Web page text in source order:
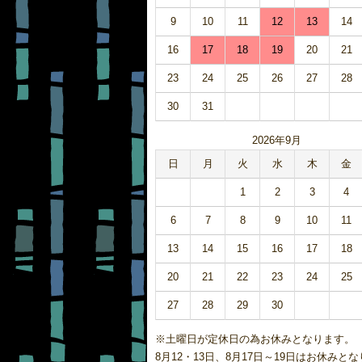
9 10 11 12 13 14
16 17 18 19 20 21
23 24 25 26 27 28
30 31
2026年9月
日
月 火 水 木 金
1 2 3 4
6 7 8 9 10 11
13 14 15 16 17 18
20 21 22 23 24 25
27 28 29 30
※土曜日が定休日の為お休みとなり
8月12・13日、8月17日～19日はお休みとな